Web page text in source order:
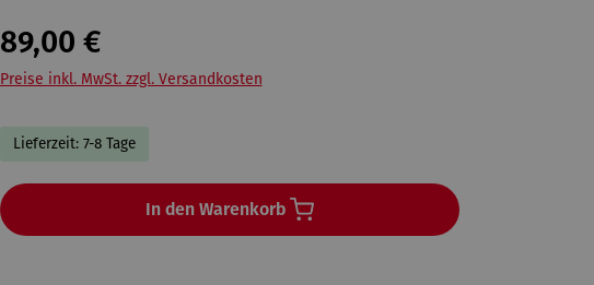
89,00 €
Preise inkl. MwSt. zzgl. Versandkosten
Lieferzeit: 7-8 Tage
In den Warenkorb